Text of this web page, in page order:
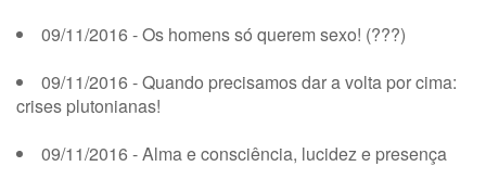
09/11/2016 - Os homens só querem sexo! (???)
09/11/2016 - Quando precisamos dar a volta por cima:
crises plutonianas!
09/11/2016 - Alma e consciência, lucidez e presença